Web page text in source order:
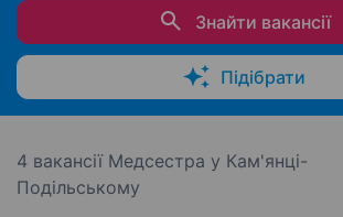
Знайти вакансії
Підібрати
4 вакансії Медсестра у Кам'янці-
Подільському